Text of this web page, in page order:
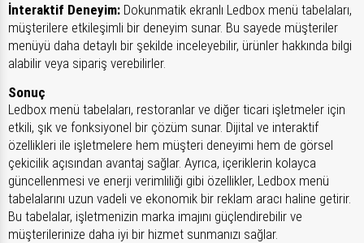
İnteraktif Deneyim: Dokunmatik ekranlı Ledbox menü tabelaları,
müşterilere etkileşimli bir deneyim sunar. Bu sayede müşteriler
menüyü daha detaylı bir şekilde inceleyebilir, ürünler hakkında bilgi
alabilir veya sipariş verebilirler.
Sonuç
Ledbox menü tabelaları, restoranlar ve diğer ticari işletmeler için
etkili, şık ve fonksiyonel bir çözüm sunar. Dijital ve interaktif
özellikleri ile işletmelere hem müşteri deneyimi hem de görsel
çekicilik açısından avantaj sağlar. Ayrıca, içeriklerin kolayca
güncellenmesi ve enerji verimliliği gibi özellikler, Ledbox menü
tabelalarını uzun vadeli ve ekonomik bir reklam aracı haline getirir.
Bu tabelalar, işletmenizin marka imajını güçlendirebilir ve
müşterilerinize daha iyi bir hizmet sunmanızı sağlar.